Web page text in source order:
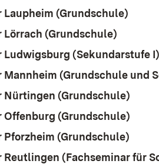
Laupheim (Grundschule)
Lörrach (Grundschule)
Ludwigsburg (Sekundarstufe I)
Mannheim (Grundschule und
Nürtingen (Grundschule)
Offenburg (Grundschule)
Pforzheim (Grundschule)
Reutlingen (Fachseminar für